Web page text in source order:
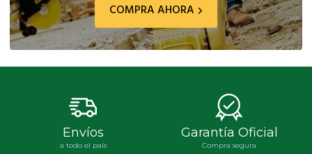
COMPRA AHORA
Envíos
a todo el país
Garantía Oficial
Compra segura